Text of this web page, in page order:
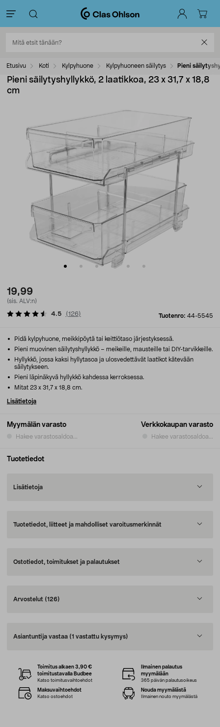
Etusivu Koti Kylpyhuone Kylpyhuoneen säilytys Pieni
Pieni säilytyshyllykkö, 2 laatikkoa, 23 x 31,7 x 18,8
cm
19,99
(sis. ALV:n)
Tuotenro: 44-5545
4.5 (126)
Myymälän varasto
Hakee varastosaldoa...
Verkkokaupan varasto
Hakee varastosaldoa...
Pidä kylpyhuone, meikkipöytä tai keittiötaso järjestyksessä.
Pieni muovinen säilytyshyllykkö – meikeille, mausteille tai DIY-tarvikkeille.
Hyllykkö, jossa kaksi hyllytasoa ja ulosvedettävät laatikot kätevään
säilytykseen.
Pieni läpinäkyvä hyllykkö kahdessa kerroksessa.
Mitat 23 x 31,7 x 18,8 cm.
Lisätietoja
Tuotetiedot
Lisätietoja
Tuotetiedot, liitteet ja mahdolliset varoitusmerkinnät
Ostotiedot, toimitukset ja palautukset
Arvostelut (126)
Asiantuntija vastaa (1 vastattu kysymys)
Toimitus alkaen 3,90 €
toimitustavalla Budbee
Katso toimitusvaihtoehdot
Ilmainen palautus
myymälään
365 päivän palautusoikeus
Maksuvaihtoehdot
Katso ostoehdot
Nouda myymälästä
Ilmainen nouto myymälästä